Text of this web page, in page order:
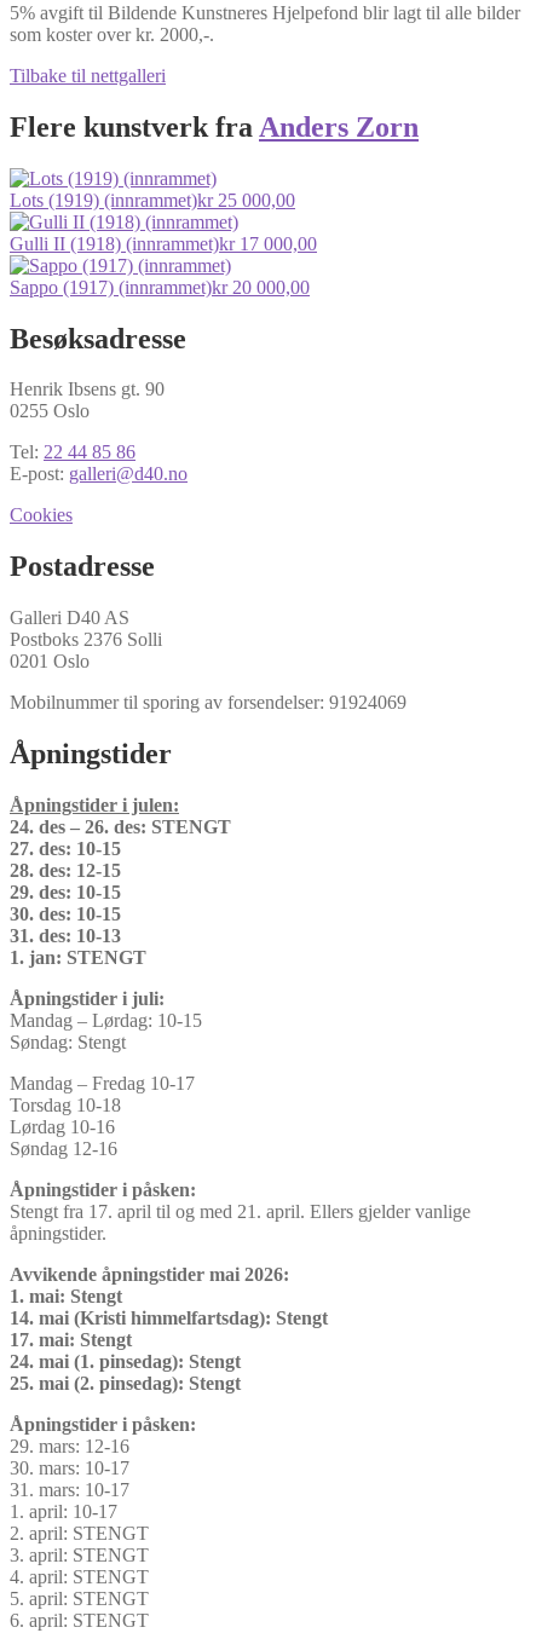
5% avgift til Bildende Kunstneres Hjelpefond blir lagt til alle bilder
som koster over kr. 2000,-.
Tilbake til nettgalleri
Flere kunstverk fra Anders Zorn
Lots (1919) (innrammet)kr25 000,00
Gulli II (1918) (innrammet)kr17 000,00
Sappo (1917) (innrammet)kr20 000,00
Besøksadresse
Henrik Ibsens gt. 90
0255 Oslo
Tel: 22 44 85 86
E-post: galleri@d40.no
Cookies
Postadresse
Galleri D40 AS
Postboks 2376 Solli
0201 Oslo
Mobilnummer til sporing av forsendelser: 91924069
Åpningstider
Åpningstider i julen:
24. des – 26. des: STENGT
27. des: 10-15
28. des: 12-15
29. des: 10-15
30. des: 10-15
31. des: 10-13
1. jan: STENGT
Åpningstider i juli:
Mandag – Lørdag: 10-15
Søndag: Stengt
Mandag – Fredag 10-17
Torsdag 10-18
Lørdag 10-16
Søndag 12-16
Åpningstider i påsken:
Stengt fra 17. april til og med 21. april. Ellers gjelder vanlige
åpningstider.
Avvikende åpningstider mai 2026:
1. mai: Stengt
14. mai (Kristi himmelfartsdag): Stengt
17. mai: Stengt
24. mai (1. pinsedag): Stengt
25. mai (2. pinsedag): Stengt
Åpningstider i påsken:
29. mars: 12-16
30. mars: 10-17
31. mars: 10-17
1. april: 10-17
2. april: STENGT
3. april: STENGT
4. april: STENGT
5. april: STENGT
6. april: STENGT